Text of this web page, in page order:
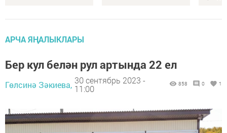
АРЧА ЯҢАЛЫКЛАРЫ
Бер кул белән рул артында 22 ел
Гөлсинә Зәкиева, 30 сентябрь 2023 -
11:00
858 0 1